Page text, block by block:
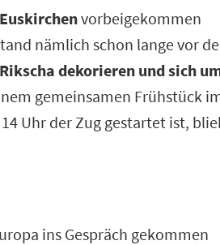
vorbeigekommen
nämlich schon lange vor
dekorieren und sich
gemeinsamen Frühstück
Uhr der Zug gestartet ist,
ins Gespräch gekommen